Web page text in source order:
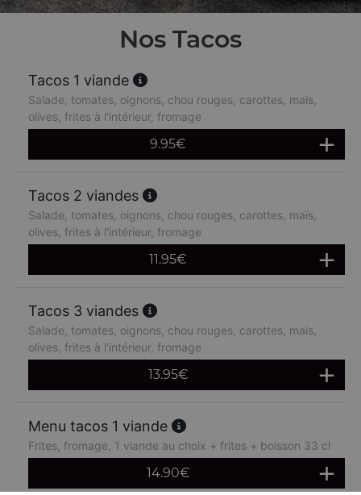
Nos Tacos
Tacos 1 viande
Salade, tomates, oignons, chou rouges, carottes, maïs,
olives, frites à l'intérieur, fromage
9.95€
Tacos 2 viandes
Salade, tomates, oignons, chou rouges, carottes, maïs,
olives, frites à l'intérieur, fromage
11.95€
Tacos 3 viandes
Salade, tomates, oignons, chou rouges, carottes, maïs,
olives, frites à l'intérieur, fromage
13.95€
Menu tacos 1 viande
Frites, fromage, 1 viande au choix + frites + boisson 33 cl
14.90€